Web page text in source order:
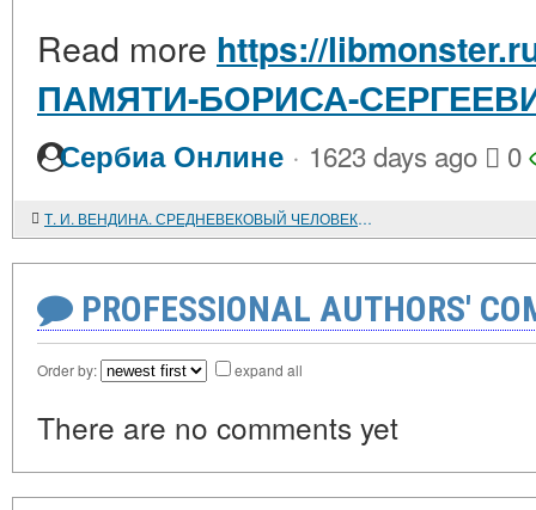
Read more https://
ПАМЯТИ-БОРИСА-
Сербиа Онлине · 1623 days ago 0
Т. И. ВЕНДИНА. СРЕДНЕВЕКОВЫЙ ЧЕЛОВЕК В ЗЕРКАЛЕ СТАРОСЛАВЯНСКОГО ЯЗЫКА
PROFESSIONAL AUTHORS'
Order by: expand all
There are no comments yet